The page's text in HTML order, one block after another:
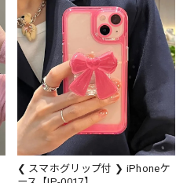
❮ スマホグリップ付 ❯ iPhoneケ